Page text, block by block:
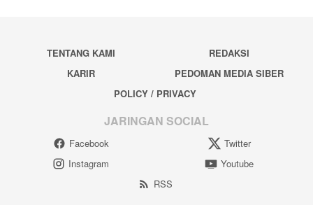
TENTANG KAMI
REDAKSI
KARIR
PEDOMAN MEDIA SIBER
POLICY / PRIVACY
JARINGAN SOCIAL
Facebook
Twitter
Instagram
Youtube
RSS